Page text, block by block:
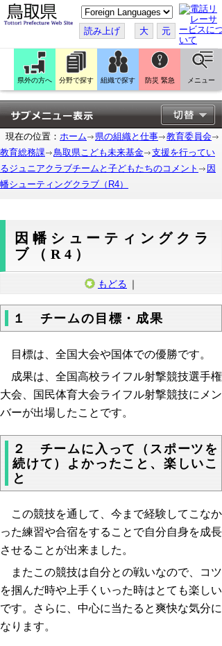
こ
の
ペ
ー
ジ
翻
訳
す
る
読み上げ 大 元
県外の方へ 分野で探す 組織で探す 防災 緊急 メニュー
現在の位置： ホーム 県の組織と仕事
教育委員会
教育総務課
鳥取県こども未来基金
支援を行ってい
るジュニアクラブチームと子どもたちのコメント
因
幡シューティングクラブ（R4）
因幡シューティングクラ
ブ（R4）
もどる ｜
１ チームの目標・成果
目標は、全国大会や国体での優勝です。
成果は、全国高校ライフル射撃競技選手権
大会、国民体育大会ライフル射撃競技にメン
バーが出場したことです。
２ チームに入って（スポーツを
続けて）よかったこと、楽しいこ
と
この競技を通して、今まで経験してこなか
った練習や合宿をすることで自分自身を成長
させることが出来ました。
またこの競技は自分との戦いなので、コツ
を掴んだ時や上手くいった時はとても楽しい
です。さらに、中心に当たると爽快な気分に
なります。